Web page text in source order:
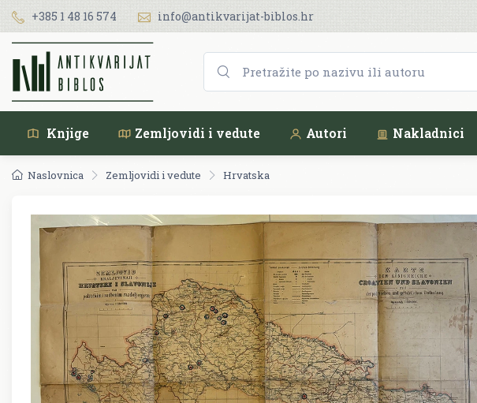
+385 1 48 16 574 info@antikvarijat-biblos.hr
Knjige Zemljovidi i vedute Autori Nakladnici
Naslovnica Zemljovidi i vedute Hrvatska